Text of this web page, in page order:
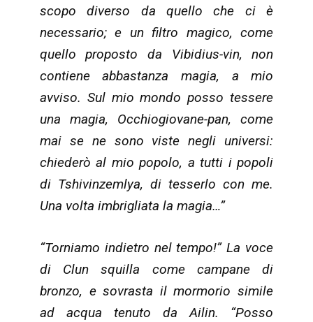
scopo diverso da quello che ci è
necessario; e un filtro magico, come
quello proposto da Vibidius-vin, non
contiene abbastanza magia, a mio
avviso. Sul mio mondo posso tessere
una magia, Occhiogiovane-pan, come
mai se ne sono viste negli universi:
chiederò al mio popolo, a tutti i popoli
di Tshivinzemlya, di tesserlo con me.
Una volta imbrigliata la magia…”
“Torniamo indietro nel tempo!” La voce
di Clun squilla come campane di
bronzo, e sovrasta il mormorio simile
ad acqua tenuto da Ailin. “Posso